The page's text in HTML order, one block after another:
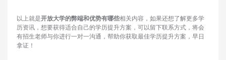
以上就是开放大学的弊端和优势有哪些相关内容，如果还想了解更多学
历资讯，想要获得适合自己的学历提升方案，可以留下联系方式，将会
有招生老师与你进行一对一沟通，帮助你获取最佳学历提升方案，早日
拿证！